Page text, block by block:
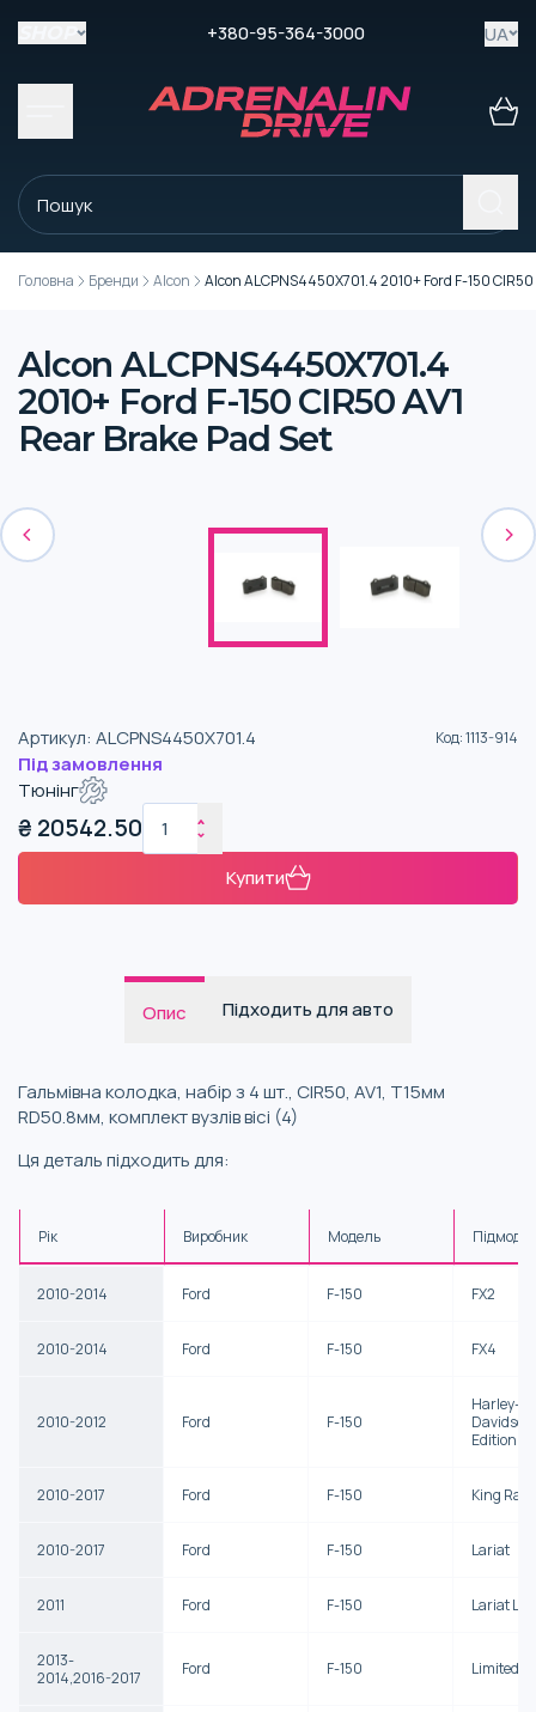
+380-95-364-3000 UA
Головна Бренди Alcon Alcon ALCPNS4450X701.4 2010+ Ford F-150 CIR50
Alcon ALCPNS4450X701.4
2010+ Ford F-150 CIR50 AV1
Rear Brake Pad Set
Артикул: ALCPNS4450X701.4 Код:1113-914
Під замовлення
Тюнінг
₴ 20542.50
Купити
Опис Підходить для авто
Гальмівна колодка, набір з 4 шт., CIR50, AV1, T15мм
RD50.8мм, комплект вузлів вісі (4)
Ця деталь підходить для:
Рік Виробник Модель
2010-2014 Ford F-150 FX2
2010-2014 Ford F-150 FX4
2010-2012 Ford F-150
Harley-
Davidson
Edition
2010-2017 Ford F-150 King
2010-2017 Ford F-150 Lariat
2011 Ford F-150 Lariat
2013-
2014,2016-2017
Ford F-150 Limited